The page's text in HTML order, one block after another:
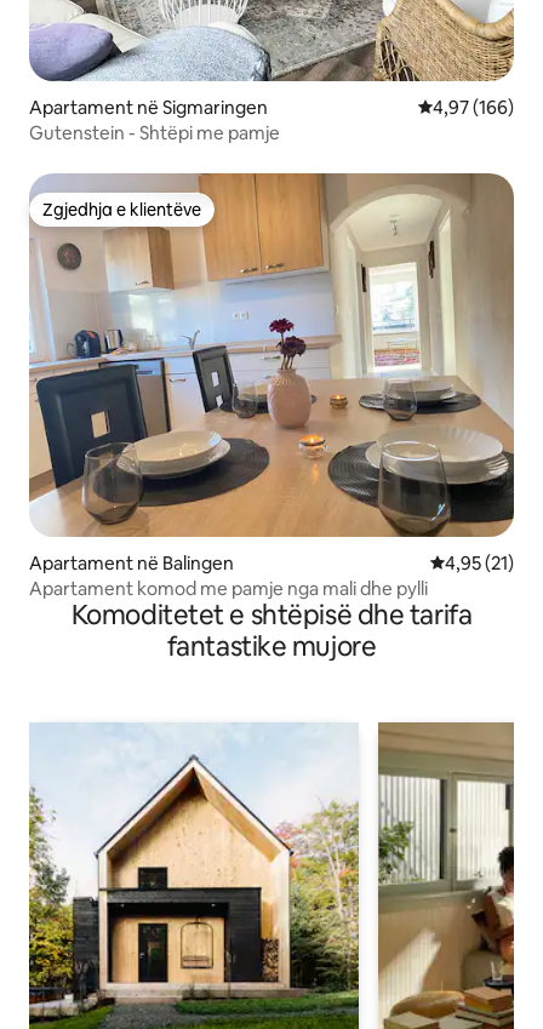
Apartament në Sigmaringen Vlerësimi
4,97 (166)
Gutenstein - Shtëpi me pamje
Zgjedhja e klientëve
Zgjedhja e klientëve
Apartament në Balingen Vlerësimi
4,95 (21)
Apartament komod me pamje nga mali dhe pylli
Komoditetet e shtëpisë dhe tarifa
fantastike mujore